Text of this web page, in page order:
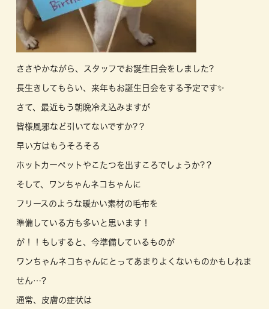
ささやかながら、スタッフでお誕生日会をしました?
長生きしてもらい、来年もお誕生日会をする予定です✨
さて、最近もう朝晩冷え込みますが
皆様風邪など引いてないですか?？
早い方はもうそろそろ
ホットカーペットやこたつを出すころでしょうか?？
そして、ワンちゃんネコちゃんに
フリースのような暖かい素材の毛布を
準備している方も多いと思います！
が！！もしすると、今準備しているものが
ワンちゃんネコちゃんにとってあまりよくないものかもしれま
せん…?
通常、皮膚の症状は